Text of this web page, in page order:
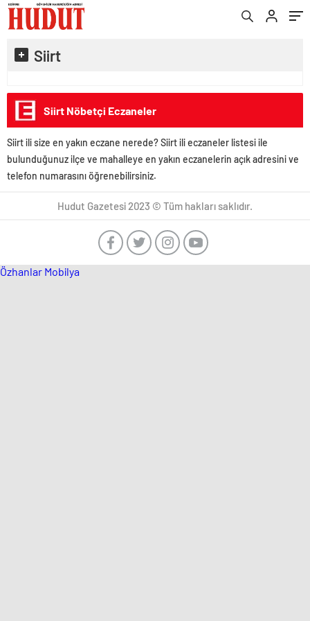
Siirt
Siirt Nöbetçi Eczaneler
Siirt ili size en yakın eczane nerede? Siirt ili eczaneler listesi ile
bulunduğunuz ilçe ve mahalleye en yakın eczanelerin açık adresini ve
telefon numarasını öğrenebilirsiniz.
Hudut Gazetesi 2023 © Tüm hakları saklıdır.
Özhanlar Mobilya